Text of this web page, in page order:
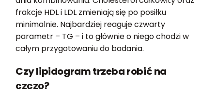
frakcje HDL i LDL zmieniają się po posiłku
minimalnie. Najbardziej reaguje czwarty
parametr – TG – i to głównie o niego chodzi w
całym przygotowaniu do badania.
Czy lipidogram trzeba robić na
czczo?